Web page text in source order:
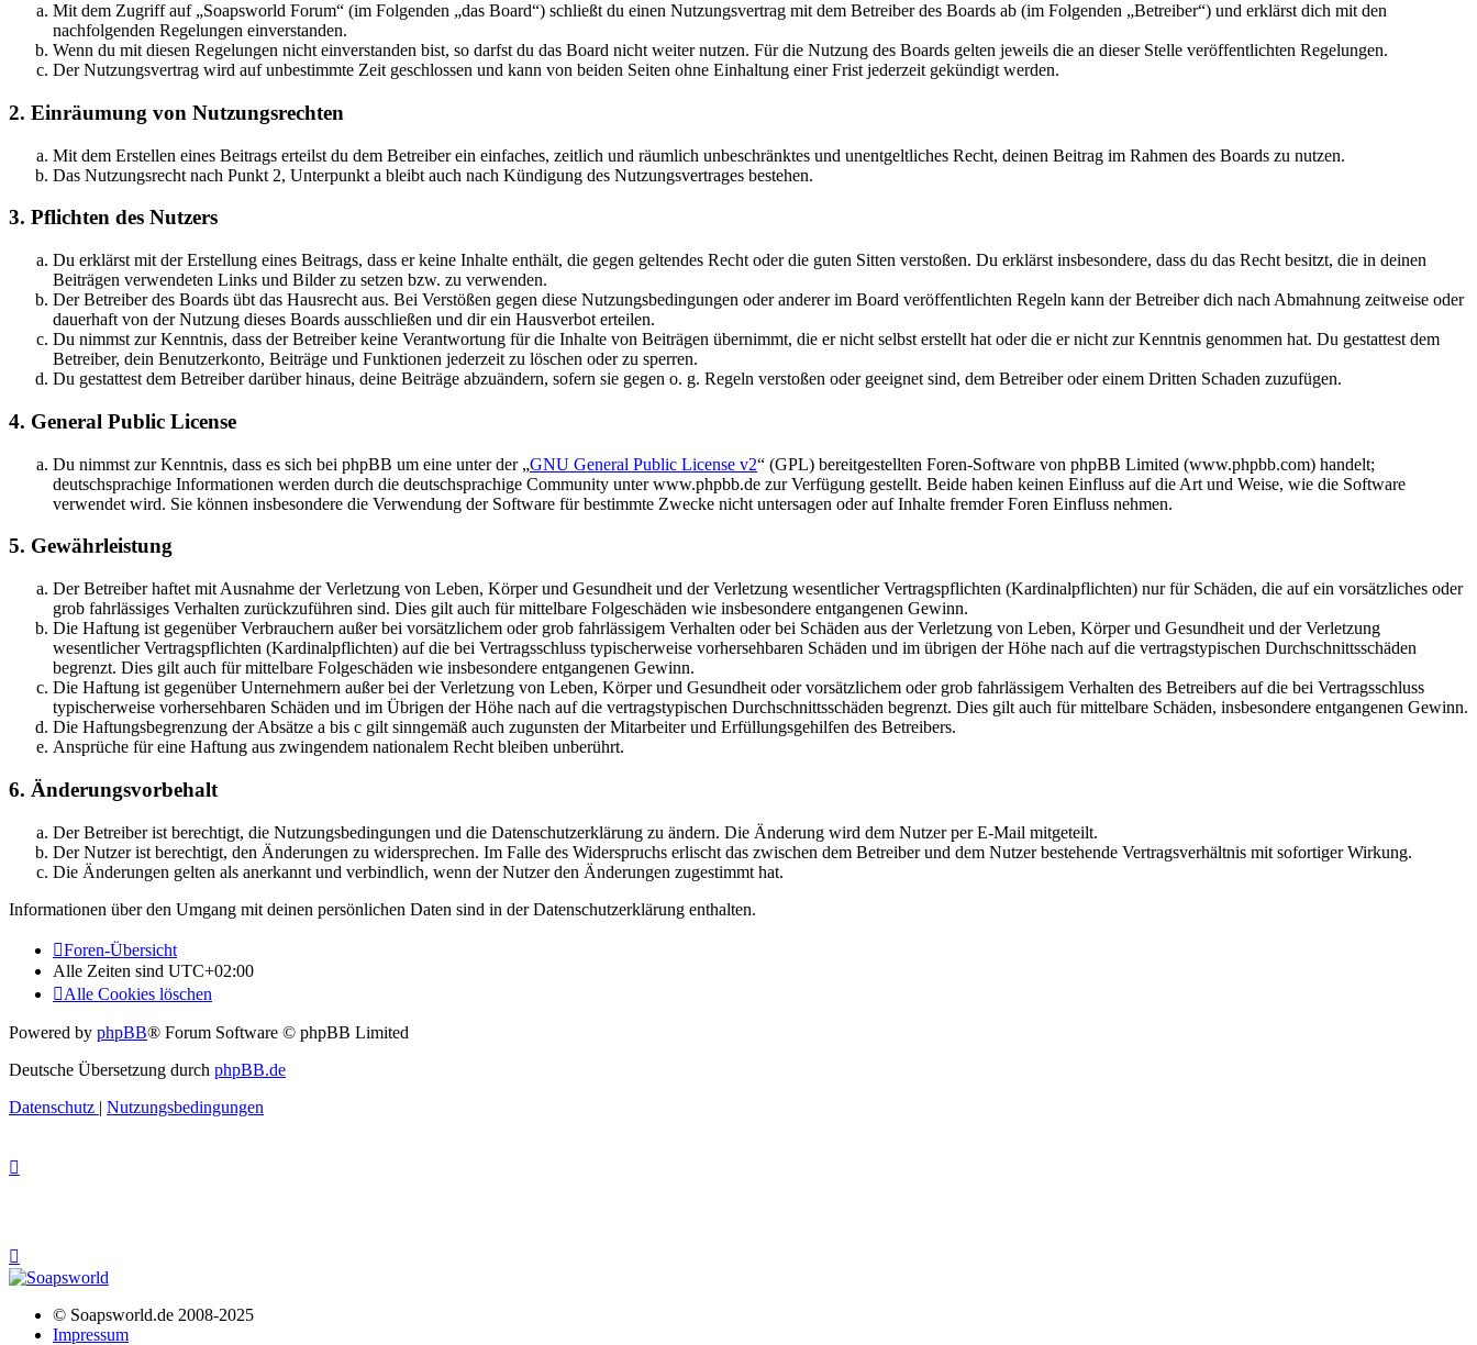
Mit dem Zugriff auf „Soapsworld Forum“ (im Folgenden „das Board“) schließt du einen Nutzungsvertrag mit dem Betreiber des Boards ab (im Folgenden „Betreiber“) und erklärst dich mit den
nachfolgenden Regelungen einverstanden.
Wenn du mit diesen Regelungen nicht einverstanden bist, so darfst du das Board nicht weiter nutzen. Für die Nutzung des Boards gelten jeweils die an dieser Stelle veröffentlichten Regelungen.
Der Nutzungsvertrag wird auf unbestimmte Zeit geschlossen und kann von beiden Seiten ohne Einhaltung einer Frist jederzeit gekündigt werden.
2. Einräumung von Nutzungsrechten
Mit dem Erstellen eines Beitrags erteilst du dem Betreiber ein einfaches, zeitlich und räumlich unbeschränktes und unentgeltliches Recht, deinen Beitrag im Rahmen des Boards zu nutzen.
Das Nutzungsrecht nach Punkt 2, Unterpunkt a bleibt auch nach Kündigung des Nutzungsvertrages bestehen.
3. Pflichten des Nutzers
Du erklärst mit der Erstellung eines Beitrags, dass er keine Inhalte enthält, die gegen geltendes Recht oder die guten Sitten verstoßen. Du erklärst insbesondere, dass du das Recht besitzt, die in deinen
Beiträgen verwendeten Links und Bilder zu setzen bzw. zu verwenden.
Der Betreiber des Boards übt das Hausrecht aus. Bei Verstößen gegen diese Nutzungsbedingungen oder anderer im Board veröffentlichten Regeln kann der Betreiber dich nach Abmahnung zeitweise oder
dauerhaft von der Nutzung dieses Boards ausschließen und dir ein Hausverbot erteilen.
Du nimmst zur Kenntnis, dass der Betreiber keine Verantwortung für die Inhalte von Beiträgen übernimmt, die er nicht selbst erstellt hat oder die er nicht zur Kenntnis genommen hat. Du gestattest dem
Betreiber, dein Benutzerkonto, Beiträge und Funktionen jederzeit zu löschen oder zu sperren.
Du gestattest dem Betreiber darüber hinaus, deine Beiträge abzuändern, sofern sie gegen o. g. Regeln verstoßen oder geeignet sind, dem Betreiber oder einem Dritten Schaden zuzufügen.
4. General Public License
Du nimmst zur Kenntnis, dass es sich bei phpBB um eine unter der „GNU General Public License v2“ (GPL) bereitgestellten Foren-Software von phpBB Limited (www.phpbb.com) handelt;
deutschsprachige Informationen werden durch die deutschsprachige Community unter www.phpbb.de zur Verfügung gestellt. Beide haben keinen Einfluss auf die Art und Weise, wie die Software
verwendet wird. Sie können insbesondere die Verwendung der Software für bestimmte Zwecke nicht untersagen oder auf Inhalte fremder Foren Einfluss nehmen.
5. Gewährleistung
Der Betreiber haftet mit Ausnahme der Verletzung von Leben, Körper und Gesundheit und der Verletzung wesentlicher Vertragspflichten (Kardinalpflichten) nur für Schäden, die auf ein vorsätzliches oder
grob fahrlässiges Verhalten zurückzuführen sind. Dies gilt auch für mittelbare Folgeschäden wie insbesondere entgangenen Gewinn.
Die Haftung ist gegenüber Verbrauchern außer bei vorsätzlichem oder grob fahrlässigem Verhalten oder bei Schäden aus der Verletzung von Leben, Körper und Gesundheit und der Verletzung
wesentlicher Vertragspflichten (Kardinalpflichten) auf die bei Vertragsschluss typischerweise vorhersehbaren Schäden und im übrigen der Höhe nach auf die vertragstypischen Durchschnittsschäden
begrenzt. Dies gilt auch für mittelbare Folgeschäden wie insbesondere entgangenen Gewinn.
Die Haftung ist gegenüber Unternehmern außer bei der Verletzung von Leben, Körper und Gesundheit oder vorsätzlichem oder grob fahrlässigem Verhalten des Betreibers auf die bei Vertragsschluss
typischerweise vorhersehbaren Schäden und im Übrigen der Höhe nach auf die vertragstypischen Durchschnittsschäden begrenzt. Dies gilt auch für mittelbare Schäden, insbesondere entgangenen Gewinn.
Die Haftungsbegrenzung der Absätze a bis c gilt sinngemäß auch zugunsten der Mitarbeiter und Erfüllungsgehilfen des Betreibers.
Ansprüche für eine Haftung aus zwingendem nationalem Recht bleiben unberührt.
6. Änderungsvorbehalt
Der Betreiber ist berechtigt, die Nutzungsbedingungen und die Datenschutzerklärung zu ändern. Die Änderung wird dem Nutzer per E-Mail mitgeteilt.
Der Nutzer ist berechtigt, den Änderungen zu widersprechen. Im Falle des Widerspruchs erlischt das zwischen dem Betreiber und dem Nutzer bestehende Vertragsverhältnis mit sofortiger Wirkung.
Die Änderungen gelten als anerkannt und verbindlich, wenn der Nutzer den Änderungen zugestimmt hat.
Informationen über den Umgang mit deinen persönlichen Daten sind in der Datenschutzerklärung enthalten.
Foren-Übersicht
Alle Zeiten sind UTC+02:00
Alle Cookies löschen
Powered by phpBB® Forum Software © phpBB Limited
Deutsche Übersetzung durch phpBB.de
Datenschutz | Nutzungsbedingungen
© Soapsworld.de 2008-2025
Impressum